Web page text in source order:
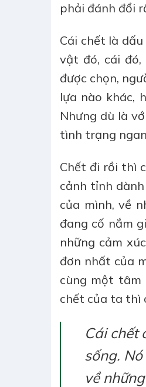
phải đánh đổi
Cái chết là
vật đó, cái đó,
được chọn,
lựa nào khác,
Nhưng dù là
tình trạng
Chết đi rồi thì
cảnh tỉnh
của mình, về
đang cố nắm
những cảm
đơn nhất của
cùng một tâm
chết của ta thì
Cái chết
sống.
về